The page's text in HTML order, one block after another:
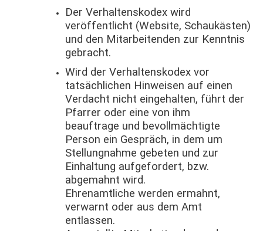
Der Verhaltenskodex wird
veröffentlicht (Website, Schaukästen)
und den Mitarbeitenden zur Kenntnis
gebracht.
Wird der Verhaltenskodex vor
tatsächlichen Hinweisen auf einen
Verdacht nicht eingehalten, führt der
Pfarrer oder eine von ihm
beauftrage und bevollmächtigte
Person ein Gespräch, in dem um
Stellungnahme gebeten und zur
Einhaltung aufgefordert, bzw.
abgemahnt wird.
Ehrenamtliche werden ermahnt,
verwarnt oder aus dem Amt
entlassen.